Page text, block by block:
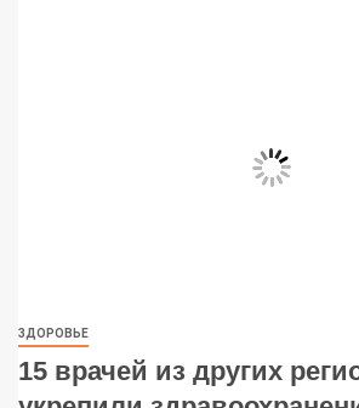
ЗДОРОВЬЕ
15 врачей из других